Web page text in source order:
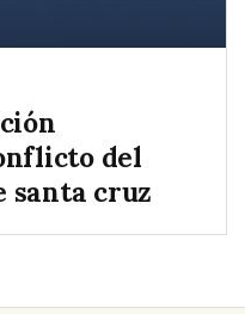
del
santa cruz